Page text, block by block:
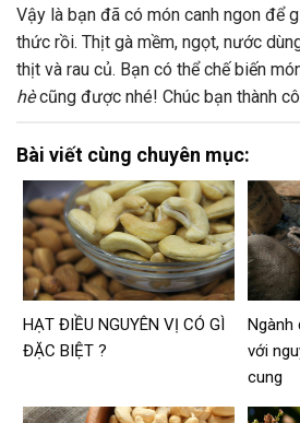
Vậy là bạn đã có món canh ngon để
thức rồi. Thịt gà mềm, ngọt, nước
thịt và rau củ. Bạn có thể chế biến
hècũng được nhé! Chúc bạn thành
Bài viết cùng chuyên mục:
HẠT ĐIỀU NGUYÊN VỊ CÓ GÌ
ĐẶC BIỆT ?
Ngành
với
cung